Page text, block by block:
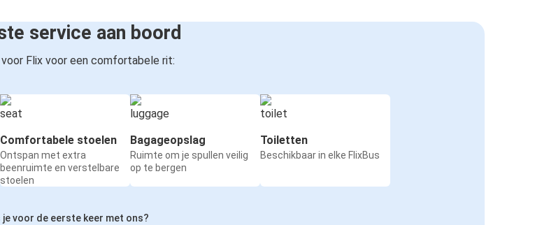
service aan boord
Flix voor een comfortabele rit:
Comfortabele stoelen
Ontspan met extra
beenruimte en verstelbare
stoelen
Bagageopslag
Ruimte om je spullen veilig
op te bergen
Toiletten
Beschikbaar in elke FlixBus
je voor de eerste keer met ons?